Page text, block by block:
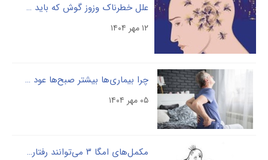
علل خطرناک وزوز گوش که باید آن را جدی بگیرید
۱۲ مهر ۱۴۰۴
چرا بیماری‌ها بیشتر صبح‌ها عود می‌کنند؟
۰۵ مهر ۱۴۰۴
مکمل‌های امگا ۳ می‌توانند رفتارهای پرخاشگرانه را کاهش دهند